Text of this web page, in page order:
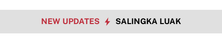
NEW UPDATES SALINGKA LUAK